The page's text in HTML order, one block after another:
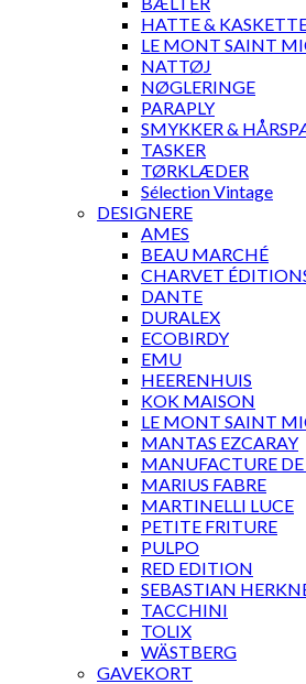
HATTE &
LE MONT SAINT
NATTØJ
NØGLERINGE
PARAPLY
SMYKKER &
TASKER
TØRKLÆDER
Sélection Vintage
DESIGNERE
AMES
BEAU MARCHÉ
CHARVET
DANTE
DURALEX
ECOBIRDY
EMU
HEERENHUIS
KOK MAISON
LE MONT SAINT
MANTAS EZCARAY
MANUFACTURE
MARIUS FABRE
MARTINELLI LUCE
PETITE FRITURE
PULPO
RED EDITION
SEBASTIAN
TACCHINI
TOLIX
WÄSTBERG
GAVEKORT